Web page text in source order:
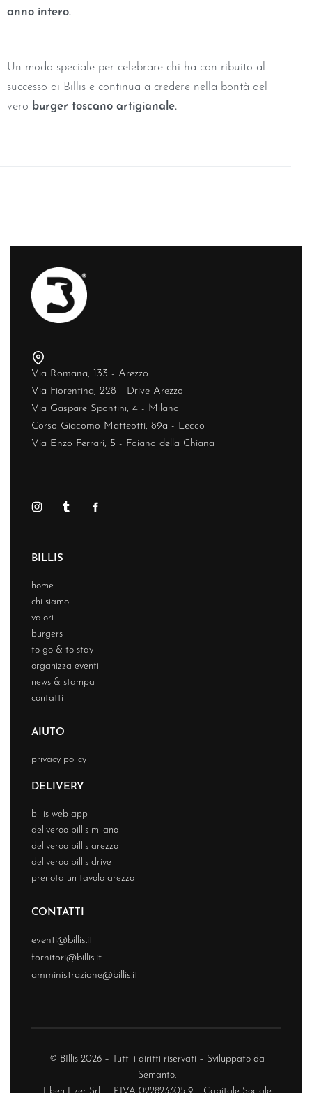
anno intero.
Un modo speciale per celebrare chi ha contribuito al
successo di Billis e continua a credere nella bontà del
vero burger toscano artigianale.
Via Romana, 133 - Arezzo
Via Fiorentina, 228 - Drive Arezzo
Via Gaspare Spontini, 4 - Milano
Corso Giacomo Matteotti, 89a - Lecco
Via Enzo Ferrari, 5 - Foiano della Chiana
BILLIS
home
chi siamo
valori
burgers
to go & to stay
organizza eventi
news & stampa
contatti
AIUTO
privacy policy
DELIVERY
billis web app
deliveroo billis milano
deliveroo billis arezzo
deliveroo billis drive
prenota un tavolo arezzo
CONTATTI
eventi@billis.it
fornitori@billis.it
amministrazione@billis.it
© BIllis 2026 – Tutti i diritti riservati – Sviluppato da
Semanto.